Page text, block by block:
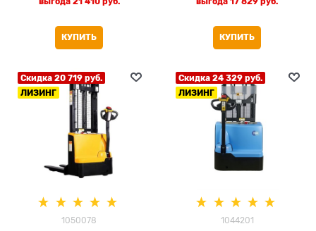
КУПИТЬ КУПИТЬ
Скидка 20 719 руб.
ЛИЗИНГ
1050078
Скидка 24 329 руб.
ЛИЗИНГ
1044201